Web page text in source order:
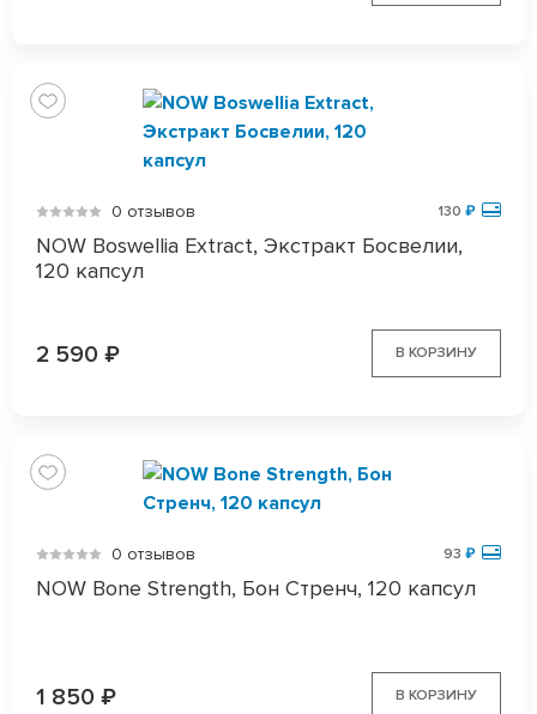
0 отзывов 130 ₽
NOW Boswellia Extract, Экстракт Босвелии,
120 капсул
2 590 ₽ В КОРЗИНУ
0 отзывов 93 ₽
NOW Bone Strength, Бон Стренч, 120 капсул
1 850 ₽ В КОРЗИНУ